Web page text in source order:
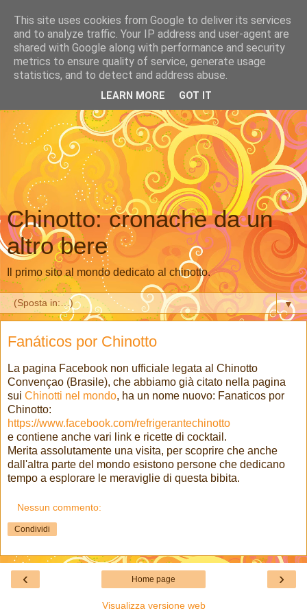
Chinotto: cronache da un
altro bere
Il primo sito al mondo dedicato al chinotto.
▼
Fanáticos por Chinotto
La pagina Facebook non ufficiale legata al Chinotto
Convençao (Brasile), che abbiamo già citato nella pagina
sui Chinotti nel mondo, ha un nome nuovo: Fanaticos por
Chinotto:
https://www.facebook.com/refrigerantechinotto
e contiene anche vari link e ricette di cocktail.
Merita assolutamente una visita, per scoprire che anche
dall'altra parte del mondo esistono persone che dedicano
tempo a esplorare le meraviglie di questa bibita.
Nessun commento:
Condividi
‹ ›
Home page
Visualizza versione web
This site uses cookies from Google to deliver its services
and to analyze traffic. Your IP address and user-agent are
shared with Google along with performance and security
metrics to ensure quality of service, generate usage
statistics, and to detect and address abuse.
LEARN MORE GOT IT